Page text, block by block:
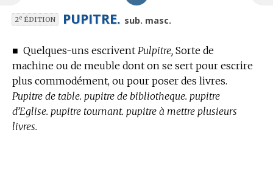
2eÉDITION PUPITRE. sub. masc.
■ Quelques-uns escrivent Pulpitre, Sorte de
machine ou de meuble dont on se sert pour escrire
plus commodément, ou pour poser des livres.
Pupitre de table. pupitre de bibliotheque. pupitre
d’Eglise. pupitre tournant. pupitre à mettre plusieurs
livres.